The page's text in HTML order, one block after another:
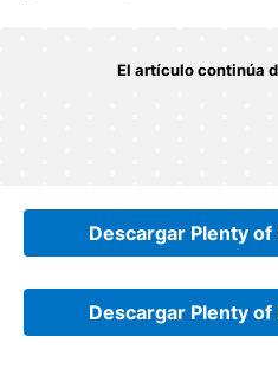
Descargar Plenty of
Descargar Plenty of